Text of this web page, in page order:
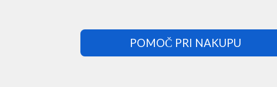
POMOČ PRI NAKUPU